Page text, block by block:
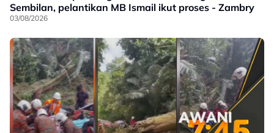
Sembilan, pelantikan MB Ismail ikut proses - Zambry
03/08/2026